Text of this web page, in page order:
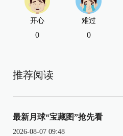
开心
0
难过
0
推荐阅读
最新月球“宝藏图”抢先看
2026-08-07 09:48